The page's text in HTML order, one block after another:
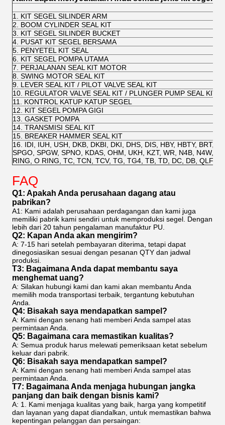
1. KIT SEGEL SILINDER ARM
2. BOOM CYLINDER SEAL KIT
3. KIT SEGEL SILINDER BUCKET
4. PUSAT KIT SEGEL BERSAMA
5. PENYETEL KIT SEAL
6. KIT SEGEL POMPA UTAMA
7. PERJALANAN SEAL KIT MOTOR
8. SWING MOTOR SEAL KIT
9. LEVER SEAL KIT / PILOT VALVE SEAL KIT
10. REGULATOR VALVE SEAL KIT / PLUNGER PUMP SEAL KIT
11. KONTROL KATUP KATUP SEGEL
12. KIT SEGEL POMPA GIGI
13. GASKET POMPA
14. TRANSMISI SEAL KIT
15. BREAKER HAMMER SEAL KIT
16. IDI, IUH, USH, DKB, DKBI, DKI, DHS, DIS, HBY, HBTY, BRT,
SPGO, SPGW, SPNO, KDAS, OHM, UKH, KZT, WR, N4B, N4W,
RING, O RING, TC, TCN, TCV, TG, TG4, TB, TD, DC, DB, QLFT
FAQ
Q1: Apakah Anda perusahaan dagang atau
pabrikan?
A1: Kami adalah perusahaan perdagangan dan kami juga
memiliki pabrik kami sendiri untuk memproduksi segel. Dengan
lebih dari 20 tahun pengalaman manufaktur PU.
Q2: Kapan Anda akan mengirim?
A: 7-15 hari setelah pembayaran diterima, tetapi dapat
dinegosiasikan sesuai dengan pesanan QTY dan jadwal
produksi.
T3: Bagaimana Anda dapat membantu saya
menghemat uang?
A: Silakan hubungi kami dan kami akan membantu Anda
memilih moda transportasi terbaik, tergantung kebutuhan
Anda.
Q4: Bisakah saya mendapatkan sampel?
A: Kami dengan senang hati memberi Anda sampel atas
permintaan Anda.
Q5: Bagaimana cara memastikan kualitas?
A: Semua produk harus melewati pemeriksaan ketat sebelum
keluar dari pabrik.
Q6: Bisakah saya mendapatkan sampel?
A: Kami dengan senang hati memberi Anda sampel atas
permintaan Anda.
T7: Bagaimana Anda menjaga hubungan jangka
panjang dan baik dengan bisnis kami?
A: 1. Kami menjaga kualitas yang baik, harga yang kompetitif
dan layanan yang dapat diandalkan, untuk memastikan bahwa
kepentingan pelanggan dan persaingan: